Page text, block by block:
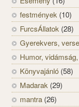
festmények (10)
FurcsÁllatok (28)
Gyerekvers,
Humor,
Könyvajánló (58)
Madarak (29)
mantra (26)